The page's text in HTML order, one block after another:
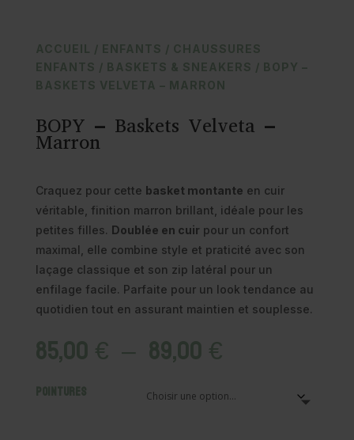
ACCUEIL / ENFANTS / CHAUSSURES
ENFANTS / BASKETS & SNEAKERS / BOPY –
BASKETS VELVETA – MARRON
BOPY – Baskets Velveta –
Marron
Craquez pour cette basket montante en cuir
véritable, finition marron brillant, idéale pour les
petites filles. Doublée en cuir pour un confort
maximal, elle combine style et praticité avec son
laçage classique et son zip latéral pour un
enfilage facile. Parfaite pour un look tendance au
quotidien tout en assurant maintien et souplesse.
85,00€ – 89,00€Plage
deprix :
85,00 €
Pointures